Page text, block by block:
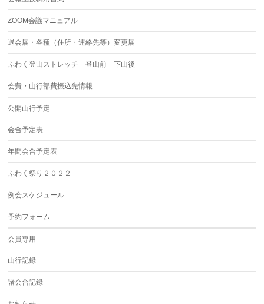
ZOOM会議マニュアル
退会届・各種（住所・連絡先等）変更届
ふわく登山ストレッチ 登山前 下山後
会費・山行部費振込先情報
公開山行予定
会合予定表
年間会合予定表
ふわく祭り２０２２
例会スケジュール
予約フォーム
会員専用
山行記録
諸会合記録